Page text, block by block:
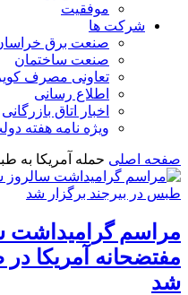
موفقیت
شرکت ها
صنعت برق
صنعت ساختمان
تعاونی مصرف
اطلاع رسانی
اخبار اتاق بازرگانی
ویژه نامه هفته دولت
صفحه اصلی حمله آمریکا به
مراسم
مفتضحانه آمریکا
شد